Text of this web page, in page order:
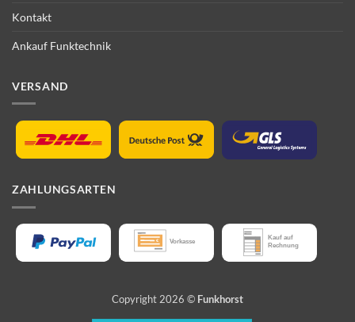
Kontakt
Ankauf Funktechnik
VERSAND
ZAHLUNGSARTEN
Copyright 2026 © Funkhorst